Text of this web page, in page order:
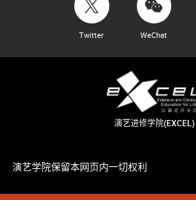
Twitter WeChat
演艺进修学院(EXCEL)
演艺学院保留本网页内一切权利